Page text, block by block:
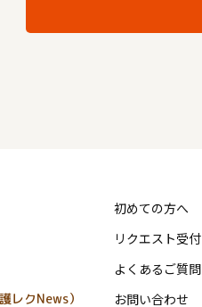
レクNews）
初めての方へ
リクエスト受付
よくあるご質問
お問い合わせ